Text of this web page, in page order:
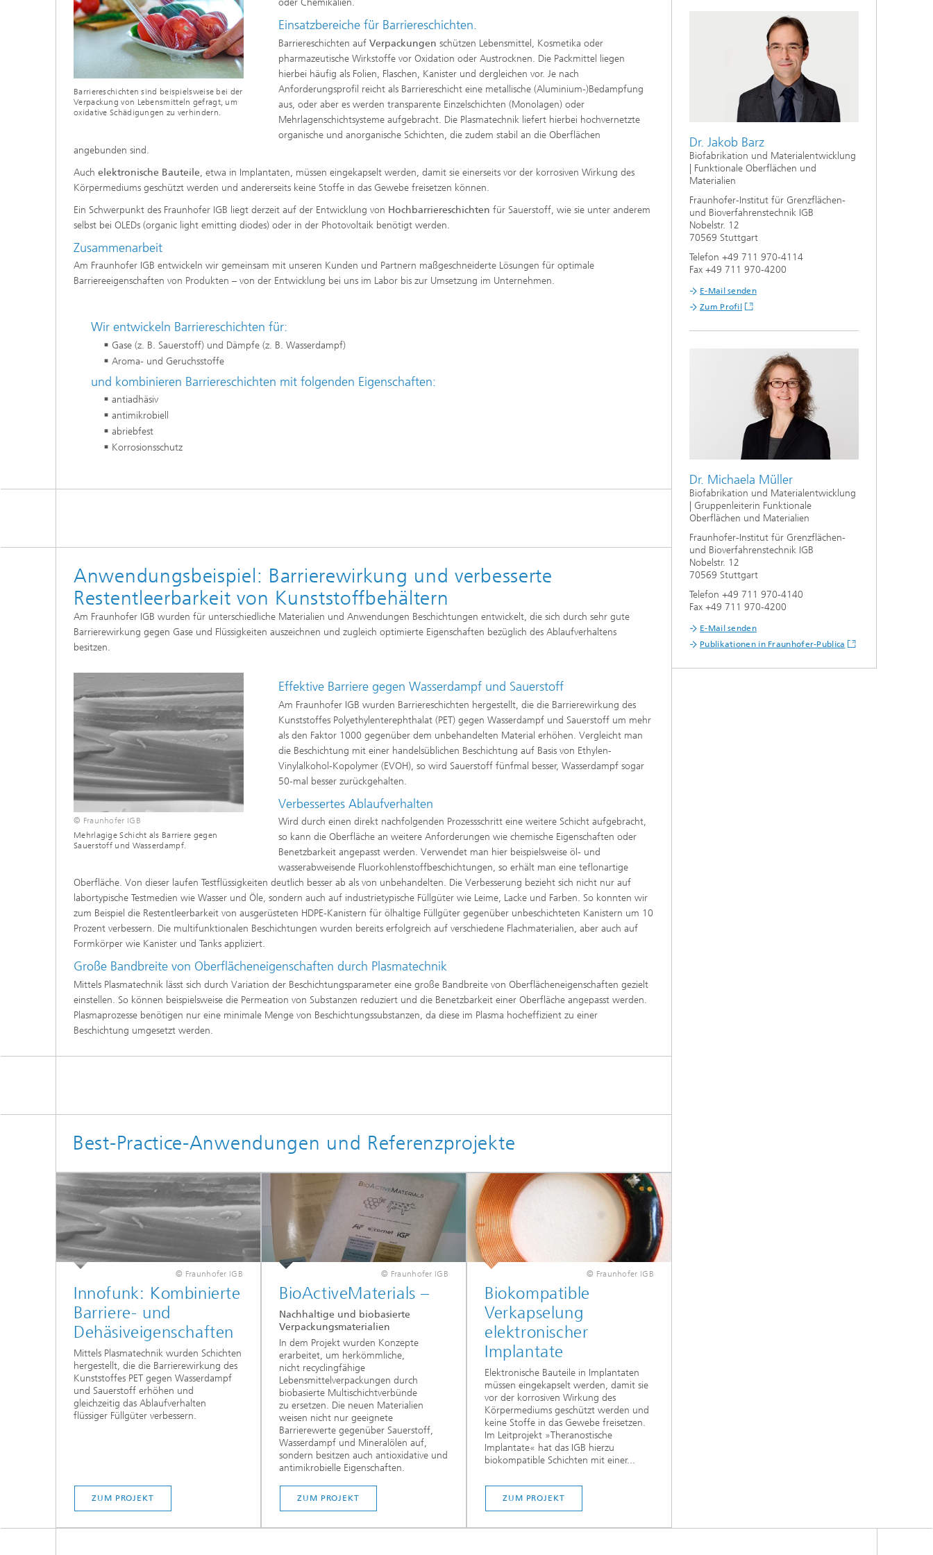
Beschichtungstechnologien
Verfahren
Zellbasierte 2D-Assays für
Diagnostik, Qualitätskontrolle und
Screening
als In-vitro-Testsysteme
Organoide und Sphäroide
Gewinnung von Biogas durch
Hochlastfaulung von Klärschlamm,
Gülle und organischen Reststoffen
Rückgewinnung von Nährstoffen aus
Reststoffströmen zur Herstellung
von Düngemitteln
Biofilme und Hygiene
Biobasierte Polymere und Additive
Zukunftsmaterialien
Algenbiotechnologie
2
Barriereschichten sind beispielsweise bei der
Verpackung von Lebensmitteln gefragt, um
oxidative Schädigungen zu verhindern.
oder Chemikalien.
Einsatzbereiche für Barriereschichten.
Barriereschichten aufVerpackungen schützen Lebensmittel, Kosmetika oder
pharmazeutische Wirkstoffe vor Oxidation oder Austrocknen. Die Packmittel liegen
hierbei häufig als Folien, Flaschen, Kanister und dergleichen vor. Je nach
Anforderungsprofil reicht als Barriereschicht eine metallische (Aluminium-)Bedampfung
aus, oder aber es werden transparente Einzelschichten (Monolagen) oder
Mehrlagenschichtsysteme aufgebracht. Die Plasmatechnik liefert hierbei hochvernetzte
organische und anorganische Schichten, die zudem stabil an die Oberflächen
angebunden sind.
Auch elektronische Bauteile, etwa in Implantaten, müssen eingekapselt werden, damit sie einerseits vor der korrosiven Wirkung des
Körpermediums geschützt werden und andererseits keine Stoffe in das Gewebe freisetzen können.
Ein Schwerpunkt des Fraunhofer IGB liegt derzeit auf der Entwicklung von Hochbarriereschichten für Sauerstoff, wie sie unter anderem
selbst bei OLEDs (organic light emitting diodes) oder in der Photovoltaik benötigt werden.
Zusammenarbeit
Am Fraunhofer IGB entwickeln wir gemeinsam mit unseren Kunden und Partnern maßgeschneiderte Lösungen für optimale
Barriereeigenschaften von Produkten – von der Entwicklung bei uns im Labor bis zur Umsetzung im Unternehmen.
Wir entwickeln Barriereschichten für:
Gase (z. B. Sauerstoff) und Dämpfe (z. B. Wasserdampf)
Aroma- und Geruchsstoffe
und kombinieren Barriereschichten mit folgenden Eigenschaften:
antiadhäsiv
antimikrobiell
abriebfest
Korrosionsschutz
Anwendungsbeispiel: Barrierewirkung und verbesserte
Restentleerbarkeit von Kunststoffbehältern
Am Fraunhofer IGB wurden für unterschiedliche Materialien und Anwendungen Beschichtungen entwickelt, die sich durch sehr gute
Barrierewirkung gegen Gase und Flüssigkeiten auszeichnen und zugleich optimierte Eigenschaften bezüglich des Ablaufverhaltens
besitzen.
© Fraunhofer IGB
Mehrlagige Schicht als Barriere gegen
Sauerstoff und Wasserdampf.
Effektive Barriere gegen Wasserdampf und Sauerstoff
Am Fraunhofer IGB wurden Barriereschichten hergestellt, die die Barrierewirkung des
Kunststoffes Polyethylenterephthalat (PET) gegen Wasserdampf und Sauerstoff um mehr
als den Faktor 1000 gegenüber dem unbehandelten Material erhöhen. Vergleicht man
die Beschichtung mit einer handelsüblichen Beschichtung auf Basis von Ethylen-
Vinylalkohol-Kopolymer (EVOH), so wird Sauerstoff fünfmal besser, Wasserdampf sogar
50-mal besser zurückgehalten.
Verbessertes Ablaufverhalten
Wird durch einen direkt nachfolgenden Prozessschritt eine weitere Schicht aufgebracht,
so kann die Oberfläche an weitere Anforderungen wie chemische Eigenschaften oder
Benetzbarkeit angepasst werden. Verwendet man hier beispielsweise öl- und
wasserabweisende Fluorkohlenstoffbeschichtungen, so erhält man eine teflonartige
Oberfläche. Von dieser laufen Testflüssigkeiten deutlich besser ab als von unbehandelten. Die Verbesserung bezieht sich nicht nur auf
labortypische Testmedien wie Wasser und Öle, sondern auch auf industrietypische Füllgüter wie Leime, Lacke und Farben. So konnten wir
zum Beispiel die Restentleerbarkeit von ausgerüsteten HDPE-Kanistern für ölhaltige Füllgüter gegenüber unbeschichteten Kanistern um 10
Prozent verbessern. Die multifunktionalen Beschichtungen wurden bereits erfolgreich auf verschiedene Flachmaterialien, aber auch auf
Formkörper wie Kanister und Tanks appliziert.
Große Bandbreite von Oberflächeneigenschaften durch Plasmatechnik
Mittels Plasmatechnik lässt sich durch Variation der Beschichtungsparameter eine große Bandbreite von Oberflächeneigenschaften gezielt
einstellen. So können beispielsweise die Permeation von Substanzen reduziert und die Benetzbarkeit einer Oberfläche angepasst werden.
Plasmaprozesse benötigen nur eine minimale Menge von Beschichtungssubstanzen, da diese im Plasma hocheffizient zu einer
Beschichtung umgesetzt werden.
Best-Practice-Anwendungen und Referenzprojekte
© Fraunhofer IGB
Innofunk: Kombinierte
Barriere- und
Dehäsiveigenschaften
Mittels Plasmatechnik wurden Schichten
hergestellt, die die Barrierewirkung des
Kunststoffes PET gegen Wasserdampf
und Sauerstoff erhöhen und
gleichzeitig das Ablaufverhalten
flüssiger Füllgüter verbessern.
ZUM PROJEKT
© Fraunhofer IGB
BioActiveMaterials –
Nachhaltige und biobasierte
Verpackungsmaterialien
In dem Projekt wurden Konzepte
erarbeitet, um herkömmliche,
nicht recyclingfähige
Lebensmittelverpackungen durch
biobasierte Multischichtverbünde
zu ersetzen. Die neuen Materialien
weisen nicht nur geeignete
Barrierewerte gegenüber Sauerstoff,
Wasserdampf und Mineralölen auf,
sondern besitzen auch antioxidative und
antimikrobielle Eigenschaften.
ZUM PROJEKT
© Fraunhofer IGB
Biokompatible
Verkapselung
elektronischer
Implantate
Elektronische Bauteile in Implantaten
müssen eingekapselt werden, damit sie
vor der korrosiven Wirkung des
Körpermediums geschützt werden und
keine Stoffe in das Gewebe freisetzen.
Im Leitprojekt »Theranostische
Implantate« hat das IGB hierzu
biokompatible Schichten mit einer...
ZUM PROJEKT
Dr. Jakob Barz
Biofabrikation und Materialentwicklung
| Funktionale Oberflächen und
Materialien
Fraunhofer-Institut für Grenzflächen-
und Bioverfahrenstechnik IGB
Nobelstr. 12
70569 Stuttgart
Telefon +49 711 970-4114
Fax +49 711 970-4200
E-Mail senden
Zum Profil
Dr. Michaela Müller
Biofabrikation und Materialentwicklung
| Gruppenleiterin Funktionale
Oberflächen und Materialien
Fraunhofer-Institut für Grenzflächen-
und Bioverfahrenstechnik IGB
Nobelstr. 12
70569 Stuttgart
Telefon +49 711 970-4140
Fax +49 711 970-4200
E-Mail senden
Publikationen in Fraunhofer-Publica